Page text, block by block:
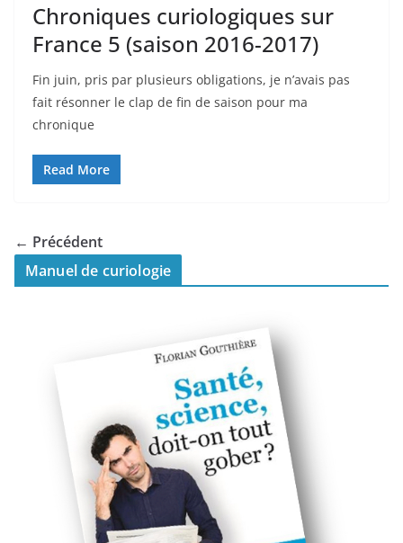
Chroniques curiologiques sur
France 5 (saison 2016-2017)
Fin juin, pris par plusieurs obligations, je n’avais pas
fait résonner le clap de fin de saison pour ma
chronique
Read More
← Précédent
Manuel de curiologie